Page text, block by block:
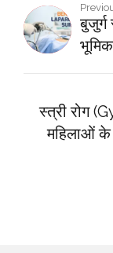
बुजुर्ग
स्त्री रोग
महिलाओं के